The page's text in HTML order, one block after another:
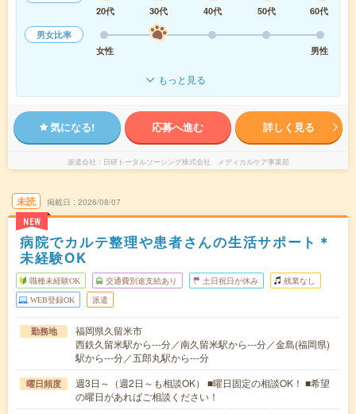
20代
30代 40代 50代
60代
男女比率
女性
男性
もっと見る
気になる! 応募へ進む 詳しく見る
派遣会社 日研トータルソーシング株式会社 メディカルケア事業部
未読
NEW
掲載日 2026/08/07
病院でカルテ整理や患者さんの生活サポート＊
未経験OK
職種未経験OK 交通費別途支給あり 土日祝日が休み 残業なし
WEB登録OK 派遣
勤務地
福岡県久留米市
西鉄久留米駅から---分／南久留米駅から---分／金島(福岡県)
駅から---分／五郎丸駅から---分
曜日頻度
週3日～（週2日～も相談OK） ■曜日固定の相談OK！ ■希望
の曜日があればご相談ください！